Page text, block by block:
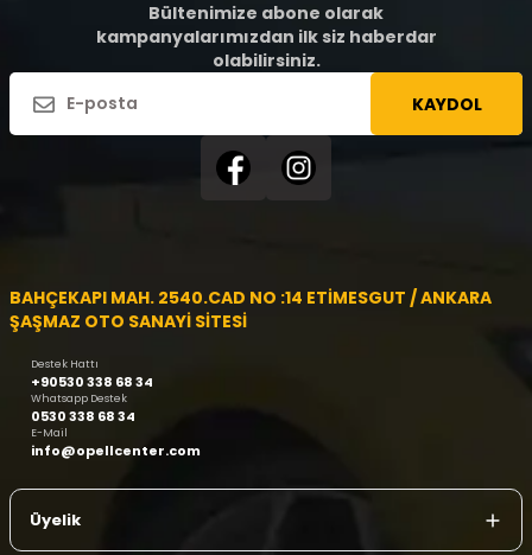
Bültenimize abone olarak
kampanyalarımızdan ilk siz haberdar
olabilirsiniz.
KAYDOL
BAHÇEKAPI MAH. 2540.CAD NO :14 ETİMESGUT / ANKARA
ŞAŞMAZ OTO SANAYİ SİTESİ
Destek Hattı
+90530 338 68 34
Whatsapp Destek
0530 338 68 34
E-Mail
info@opellcenter.com
Üyelik